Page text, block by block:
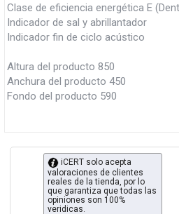
Clase de eficiencia energética E
Indicador de sal y abrillantador
Indicador fin de ciclo acústico
Altura del producto 850
Anchura del producto 450
Fondo del producto 590
iCERT solo acepta
valoraciones de clientes
reales de la tienda, por lo
que garantiza que todas las
opiniones son 100%
veridicas.